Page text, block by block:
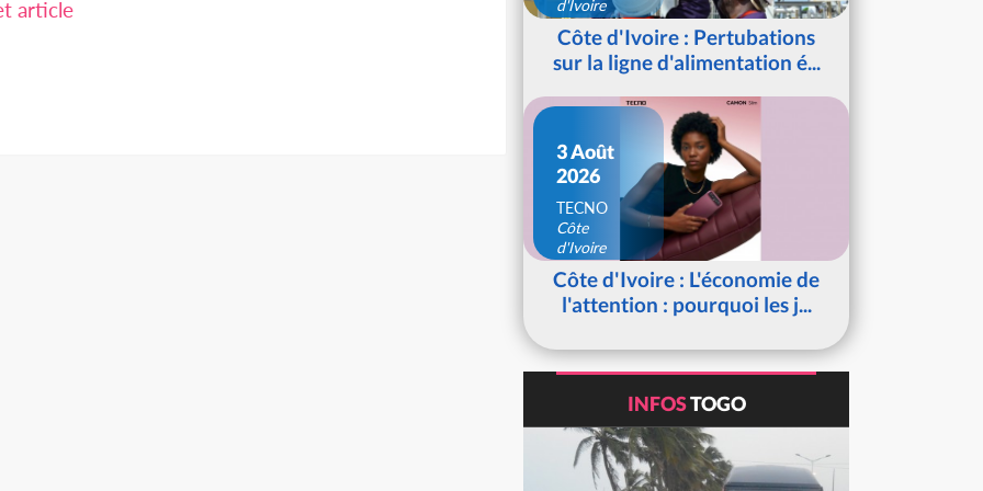
article
d'Ivoire
Côte d'Ivoire : Pertubations
sur la ligne d'alimentation é...
3 Août
2026
TECNO
Côte
d'Ivoire
Côte d'Ivoire : L'économie de
l'attention : pourquoi les j...
INFOSTOGO